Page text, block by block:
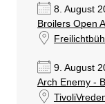
8. August
Broilers Open
9. August
Arch Enemy -